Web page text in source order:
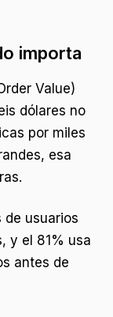
importa
Value)
dólares no
por miles
esa
de usuarios
y el 81% usa
antes de